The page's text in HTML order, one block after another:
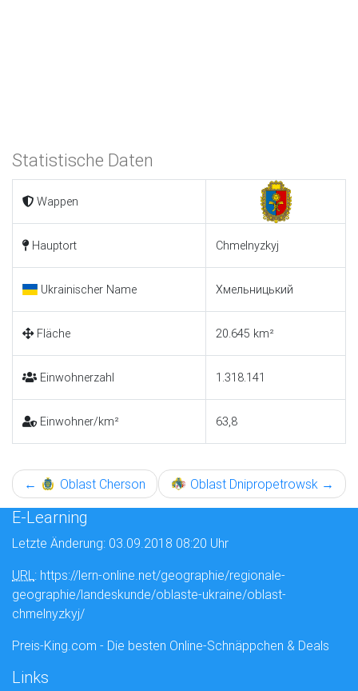
Statistische Daten
Wappen
Hauptort Chmelnyzkyj
Ukrainischer Name Хмельницький
Fläche 20.645 km²
Einwohnerzahl 1.318.141
Einwohner/km² 63,8
← Oblast Cherson Oblast Dnipropetrowsk →
E-Learning
Letzte Änderung: 03.09.2018 08:20 Uhr
URL: https://lern-online.net/geographie/regionale-
geographie/landeskunde/oblaste-ukraine/oblast-
chmelnyzkyj/
Preis-King.com - Die besten Online-Schnäppchen & Deals
Links